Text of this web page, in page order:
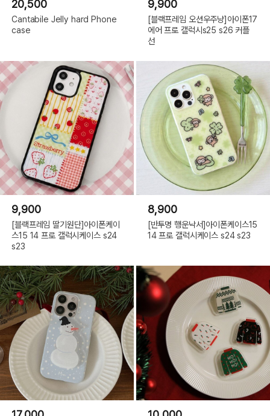
20,500
Cantabile Jelly hard Phone
case
9,900
[블랙프레임 오션우주냥]아이폰17
에어 프로 갤럭시s25 s26 커플
선
9,900
[블랙프레임 딸기원단]아이폰케이
스15 14 프로 갤럭시케이스 s24
s23
8,900
[반투명 행운낙서]아이폰케이스15
14 프로 갤럭시케이스 s24 s23